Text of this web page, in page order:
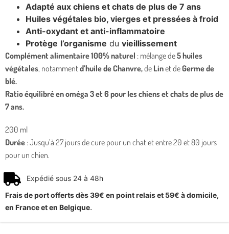
Adapté aux chiens et chats de plus de 7 ans
Huiles végétales bio, vierges et pressées à froid
Anti-oxydant et anti-inflammatoire
Protège l’organisme du vieillissement
Complément alimentaire 100% naturel : mélange de5 huiles
végétales, notammentd’huile de Chanvre,de Linet deGerme de
blé.
Ratio équilibré en oméga 3 et 6 pour les chiens et chats de plus de
7 ans.
200 ml
Durée : Jusqu’à 27 jours de cure pour un chat et entre 20 et 80 jours
pour un chien.
Expédié sous 24 à 48h
Frais de port offerts dès 39€ en point relais et 59€ à domicile,
en France et en Belgique.